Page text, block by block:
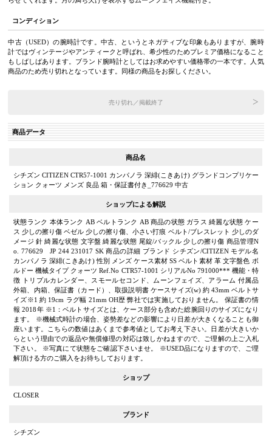
コンディション
中古（USED）の腕時計です。中古、というとネガティブな印象もありますが、腕時
計ではヴィンテージやアンティークと呼ばれ、希少性のためプレミア価格になること
もしばしばあります。ブランド腕時計としてはお求めやすい価格帯の一本です。人気
商品のため売り切れとなっています。同様の商品をお探しください。
売り切れ／掲載終了
商品データ
商品名
シチズン CITIZEN CTR57-1001 カンパノラ 深緋(こきあけ) グランドコンプリケー
ション クォーツ メンズ 良品 箱・保証書付き_776629 中古
ショップによる解説
状態ランク 本体ランク AB ベルトランク AB 商品の状態 ガラス 綺麗な状態 ケー
ス 少しの擦り傷 ベゼル 少しの擦り傷、小さい打痕 ベルト/ブレスレット 少しのダ
メージ 針 綺麗な状態 文字盤 綺麗な状態 尾錠/バックル 少しの擦り傷 商品管理N
o. 776629 JP 244 231017 SK 商品の詳細 ブランド シチズン/CITIZEN モデル名
カンパノラ 深緋(こきあけ) 性別 メンズ ケース素材 SS ベルト素材 革 文字盤色 ボ
ルドー 機械タイプ クォーツ Ref.No CTR57-1001 シリアルNo 791000*** 機能・特
徴 トリプルカレンダー、スモールセコンド、ムーンフェイズ、アラーム 付属品
外箱、内箱、保証書（カード）、取扱説明書 ケースサイズ(w) 約 43mm ベルトサ
イズ※1 約 19cm ラグ幅 21mm OH歴 弊社では実施しておりません。 保証書の情
報 2018年 ※1：ベルトサイズとは、ケース部分も含めた総腕回りのサイズになり
ます。 ※機械式時計の場合、姿勢差などの影響により日差が大きくなることも御
座います。こちらの数値はあくまで参考値としてお考え下さい。日差が大きいか
らという理由での返品や無償修理の対応は致しかねますので、ご理解の上ご入札
下さい。 ※写真にて状態をご確認下さいませ。 ※USED品になりますので、ご理
解頂ける方のご購入をお待ちしております。
ショップ
CLOSER
ブランド
シチズン